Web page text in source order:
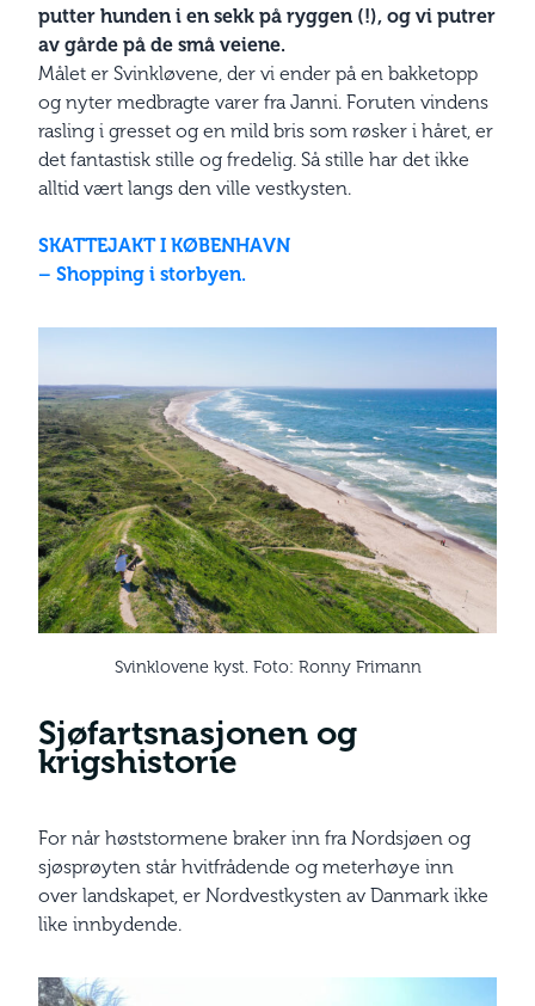
putter hunden i en sekk på ryggen (!), og vi putrer
av gårde på de små veiene.
Målet er Svinkløvene, der vi ender på en bakketopp
og nyter medbragte varer fra Janni. Foruten vindens
rasling i gresset og en mild bris som røsker i håret, er
det fantastisk stille og fredelig. Så stille har det ikke
alltid vært langs den ville vestkysten.
SKATTEJAKT I KØBENHAVN
– Shopping i storbyen.
Svinklovene kyst. Foto: Ronny Frimann
Sjøfartsnasjonen og
krigshistorie
For når høststormene braker inn fra Nordsjøen og
sjøsprøyten står hvitfrådende og meterhøye inn
over landskapet, er Nordvestkysten av Danmark ikke
like innbydende.